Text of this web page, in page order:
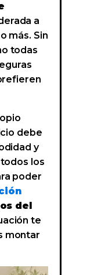
a
más. Sin
todas
debe
y
los
poder
del
te
montar